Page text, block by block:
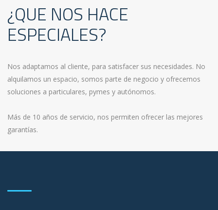
¿QUE NOS HACE
ESPECIALES?
Nos adaptamos al cliente, para satisfacer sus necesidades. No
alquilamos un espacio, somos parte de negocio y ofrecemos
soluciones a particulares, pymes y autónomos.
Más de 10 años de servicio, nos permiten ofrecer las mejores
garantías.